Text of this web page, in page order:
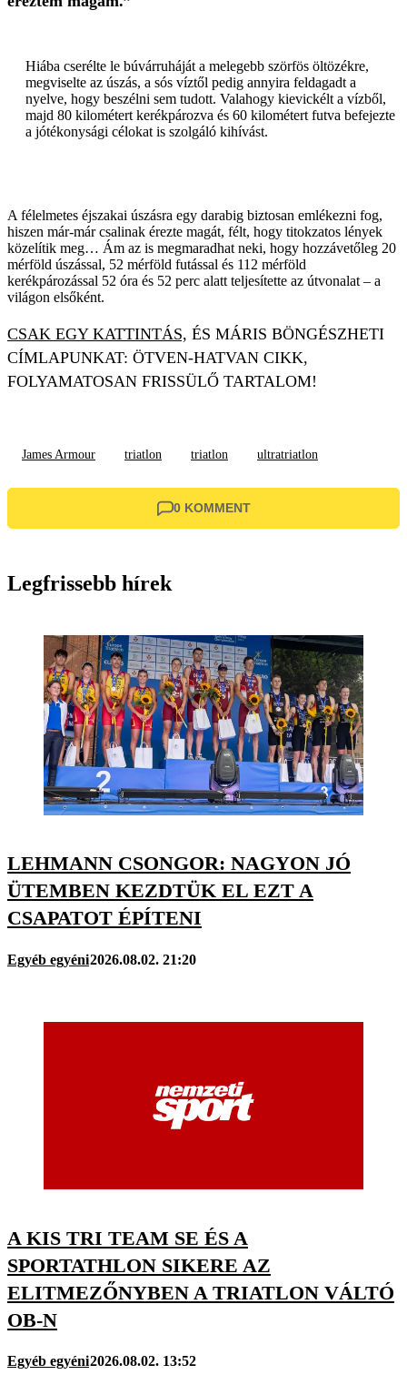
Hiába cserélte le búvárruháját a melegebb szörfös öltözékre,
megviselte az úszás, a sós víztől pedig annyira feldagadt a
nyelve, hogy beszélni sem tudott. Valahogy kievickélt a vízből,
majd 80 kilométert kerékpározva és 60 kilométert futva befejezte
a jótékonysági célokat is szolgáló kihívást.
A félelmetes éjszakai úszásra egy darabig biztosan emlékezni fog,
hiszen már-már csalinak érezte magát, félt, hogy titokzatos lények
közelítik meg… Ám az is megmaradhat neki, hogy hozzávetőleg 20
mérföld úszással, 52 mérföld futással és 112 mérföld
kerékpározással 52 óra és 52 perc alatt teljesítette az útvonalat – a
világon elsőként.
CSAK EGY KATTINTÁS, ÉS MÁRIS BÖNGÉSZHETI
CÍMLAPUNKAT: ÖTVEN-HATVAN CIKK,
FOLYAMATOSAN FRISSÜLŐ TARTALOM!
James Armour triatlon triatlon ultratriatlon
0 KOMMENT
Legfrissebb hírek
LEHMANN CSONGOR: NAGYON JÓ
ÜTEMBEN KEZDTÜK EL EZT A
CSAPATOT ÉPÍTENI
Egyéb egyéni2026.08.02. 21:20
A KIS TRI TEAM SE ÉS A
SPORTATHLON SIKERE AZ
ELITMEZŐNYBEN A TRIATLON VÁLTÓ
OB-N
Egyéb egyéni2026.08.02. 13:52